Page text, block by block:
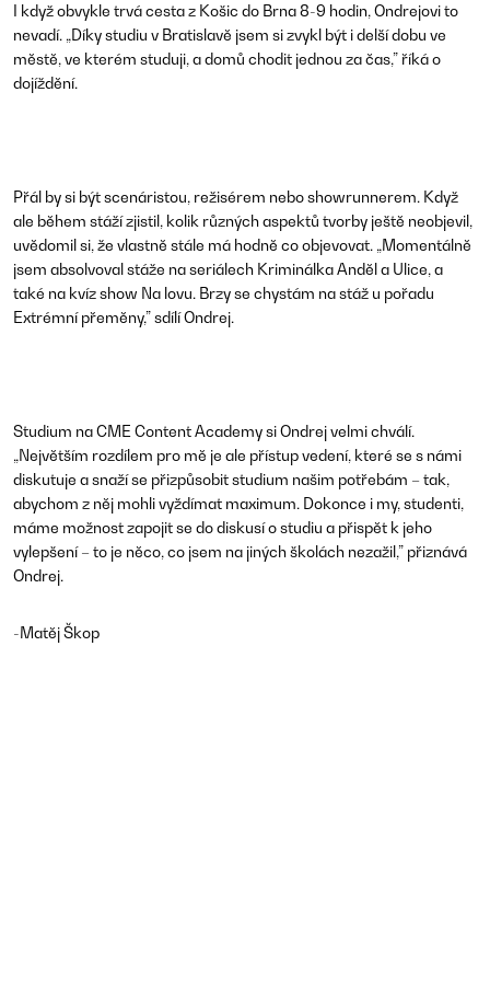
I když obvykle trvá cesta z Košic do Brna 8-9 hodin, Ondrejovi to
nevadí. „Díky studiu v Bratislavě jsem si zvykl být i delší dobu ve
městě, ve kterém studuji, a domů chodit jednou za čas,” říká o
dojíždění.
Přál by si být scenáristou, režisérem nebo showrunnerem. Když
ale během stáží zjistil, kolik různých aspektů tvorby ještě neobjevil,
uvědomil si, že vlastně stále má hodně co objevovat. „Momentálně
jsem absolvoval stáže na seriálech Kriminálka Anděl a Ulice, a
také na kvíz show Na lovu. Brzy se chystám na stáž u pořadu
Extrémní přeměny,” sdílí Ondrej.
Studium na CME Content Academy si Ondrej velmi chválí.
„Největším rozdílem pro mě je ale přístup vedení, které se s námi
diskutuje a snaží se přizpůsobit studium našim potřebám – tak,
abychom z něj mohli vyždímat maximum. Dokonce i my, studenti,
máme možnost zapojit se do diskusí o studiu a přispět k jeho
vylepšení – to je něco, co jsem na jiných školách nezažil,” přiznává
Ondrej.
-Matěj Škop